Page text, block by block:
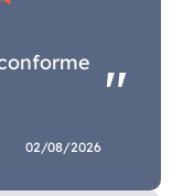
02/08/2026